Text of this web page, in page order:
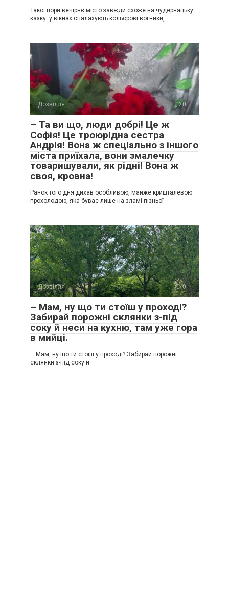
Такої пори вечірнє місто завжди схоже на чудернацьку
казку: у вікнах спалахують кольорові вогники,
Дозвілля 0
– Та ви що, люди добрі! Це ж
Софія! Це троюрідна сестра
Андрія! Вона ж спеціально з іншого
міста приїхала, вони змалечку
товаришували, як рідні! Вона ж
своя, кровна!
Ранок того дня дихав особливою, майже кришталевою
прохолодою, яка буває лише на зламі пізньої
Дозвілля 0
– Мам, ну що ти стоїш у проході?
Забирай порожні склянки з-під
соку й неси на кухню, там уже гора
в мийці.
– Мам, ну що ти стоїш у проході? Забирай порожні
склянки з-під соку й